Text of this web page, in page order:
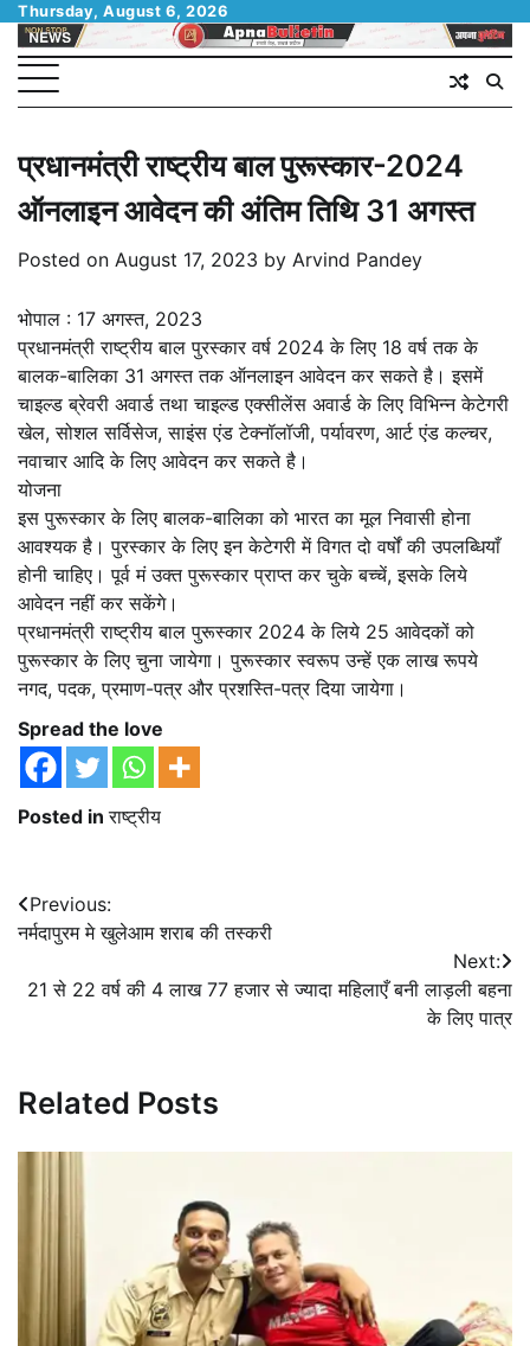
Skip
content
Thursday, August 6, 2026
प्रधानमंत्री राष्ट्रीय बाल पुरूस्कार-2024
ऑनलाइन आवेदन की अंतिम तिथि 31 अगस्त
Posted on August 17, 2023 by Arvind Pandey
भोपाल : 17 अगस्त, 2023
प्रधानमंत्री राष्ट्रीय बाल पुरस्कार वर्ष 2024 के लिए 18 वर्ष तक के
बालक-बालिका 31 अगस्त तक ऑनलाइन आवेदन कर सकते है। इसमें
चाइल्ड ब्रेवरी अवार्ड तथा चाइल्ड एक्सीलेंस अवार्ड के लिए विभिन्न केटेगरी
खेल, सोशल सर्विसेज, साइंस एंड टेक्नॉलॉजी, पर्यावरण, आर्ट एंड कल्चर,
नवाचार आदि के लिए आवेदन कर सकते है।
योजना
इस पुरूस्कार के लिए बालक-बालिका को भारत का मूल निवासी होना
आवश्यक है। पुरस्कार के लिए इन केटेगरी में विगत दो वर्षों की उपलब्धियाँ
होनी चाहिए। पूर्व मं उक्त पुरूस्कार प्राप्त कर चुके बच्चें, इसके लिये
आवेदन नहीं कर सकेंगे।
प्रधानमंत्री राष्ट्रीय बाल पुरूस्कार 2024 के लिये 25 आवेदकों को
पुरूस्कार के लिए चुना जायेगा। पुरूस्कार स्‍वरूप उन्हें एक लाख रूपये
नगद, पदक, प्रमाण-पत्र और प्रशस्ति-पत्र दिया जायेगा।
Spread the love
Posted inराष्ट्रीय
Post
navigation
Previous:
नर्मदापुरम मे खुलेआम शराब की तस्करी
Next:
21 से 22 वर्ष की 4 लाख 77 हजार से ज्यादा महिलाएँ बनी लाड़ली बहना
के लिए पात्र
Related Posts